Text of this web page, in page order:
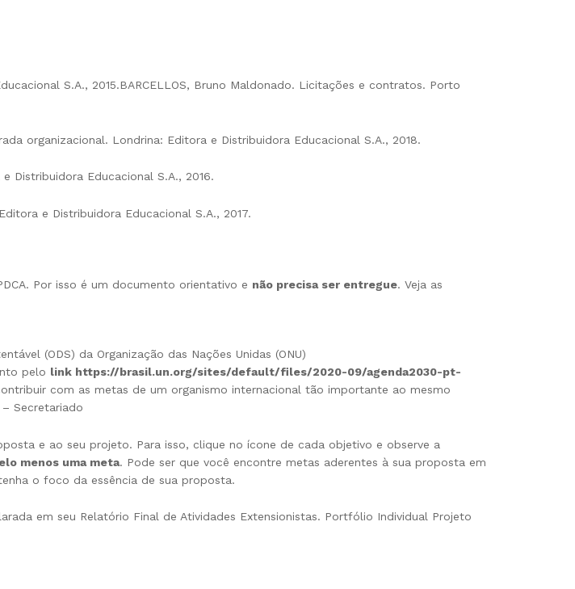
S.A., 2015.BARCELLOS, Bruno Maldonado. Licitações e contratos. Porto
organizacional. Londrina: Editora e Distribuidora Educacional S.A., 2018.
Distribuidora Educacional S.A., 2016.
e Distribuidora Educacional S.A., 2017.
Por isso é um documento orientativo e não precisa ser entregue. Veja as
(ODS) da Organização das Nações Unidas (ONU)
pelo link https://brasil.un.org/sites/default/files/2020-09/agenda2030-pt-
com as metas de um organismo internacional tão importante ao mesmo
Secretariado
e ao seu projeto. Para isso, clique no ícone de cada objetivo e observe a
menos uma meta. Pode ser que você encontre metas aderentes à sua proposta em
o foco da essência de sua proposta.
em seu Relatório Final de Atividades Extensionistas. Portfólio Individual Projeto